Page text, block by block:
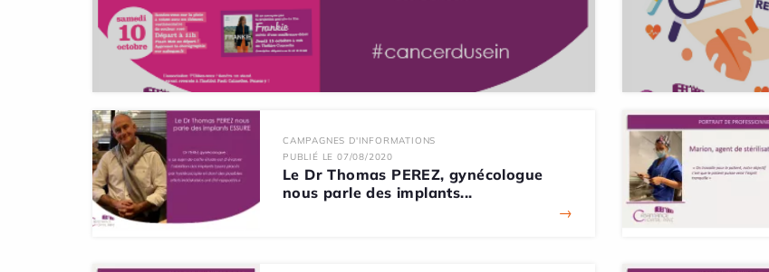
CAMPAGNES D'INFORMATIONS
PUBLIÉ LE 07/08/2020
Le Dr Thomas PEREZ, gynécologue
nous parle des implants...
→